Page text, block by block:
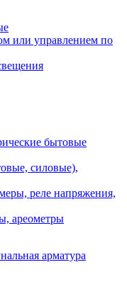
или управлением по
бытовые
силовые),
реле напряжения,
ареометры
арматура